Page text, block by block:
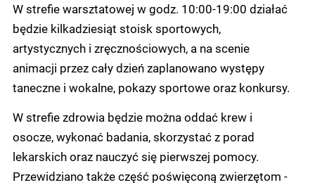
W strefie warsztatowej w godz. 10:00-19:00 działać
będzie kilkadziesiąt stoisk sportowych,
artystycznych i zręcznościowych, a na scenie
animacji przez cały dzień zaplanowano występy
taneczne i wokalne, pokazy sportowe oraz konkursy.
W strefie zdrowia będzie można oddać krew i
osocze, wykonać badania, skorzystać z porad
lekarskich oraz nauczyć się pierwszej pomocy.
Przewidziano także część poświęconą zwierzętom -